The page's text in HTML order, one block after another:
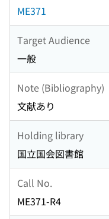
ME371
Target Audience
一般
Note (Bibliography)
文献あり
Holding library
国立国会図書館
Call No.
ME371-R4